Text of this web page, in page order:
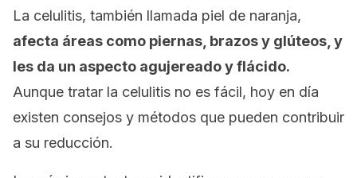
La celulitis, también llamada piel de naranja,
afecta áreas como piernas, brazos y glúteos, y
les da un aspecto agujereado y flácido.
Aunque tratar la celulitis no es fácil, hoy en día
existen consejos y métodos que pueden contribuir
a su reducción.